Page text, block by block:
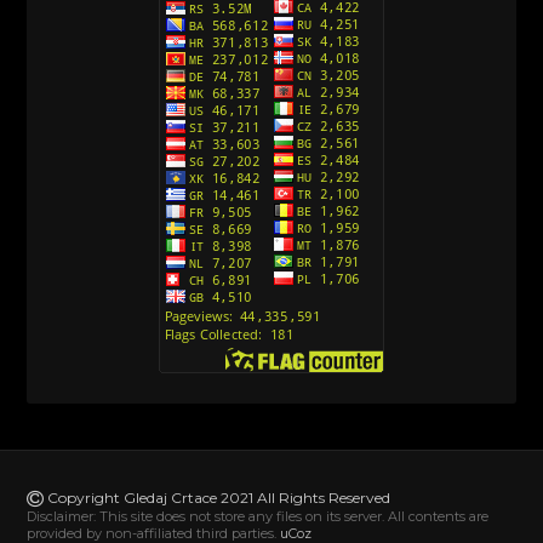
Avanture Kida Opasnost (Sinhronizovano na
Action Man (Sinhronizovano na Hrvatski)
Action Man (2000) Sinhronizovano na Hrvatski
Andjeoski Prijatelji (Sinhronizovano na Srpski)
Ajkuca (Sharkdog) Sinhronizovano na Srpski
Alvin i veverice (Alvinnn!!! And the Chipmunks)
Sinhronizovano na Srpski
[78]
Copyright Gledaj Crtace 2021 All Rights Reserved
Disclaimer: This site does not store any files on its server. All contents are
provided by non-affiliated third parties. uCoz